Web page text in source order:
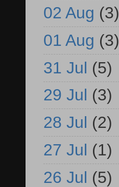
02 Aug (3)
01 Aug (3)
31 Jul (5)
29 Jul (3)
28 Jul (2)
27 Jul (1)
26 Jul (5)